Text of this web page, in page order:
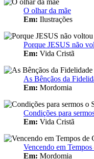
O olhar da mãe
Em: Ilustrações
Porque JESUS não
Em: Vida Cristã
As Bênçãos da
Em: Mordomia
Condições para
Em: Vida Cristã
Vencendo em
Em: Mordomia